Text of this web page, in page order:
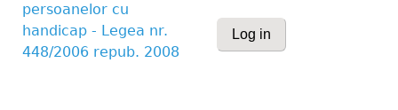
persoanelor cu
handicap - Legea nr.
448/2006 repub. 2008
CAPTCHA